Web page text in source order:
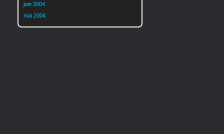
juin 2004
mai 2004